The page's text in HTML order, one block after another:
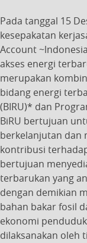
Pada tanggal 15
kesepakatan
Account
akses energi
merupakan
bidang energi
(BIRU)* dan
BiRU bertujuan
berkelanjutan dan
kontribusi
bertujuan
terbarukan yang
dengan demikian
bahan bakar fosil
ekonomi
dilaksanakan oleh